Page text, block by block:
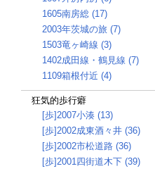
1605南房総 (17)
2003年茨城の旅 (7)
1503竜ヶ崎線 (3)
1402成田線・鶴見線 (7)
1109箱根付近 (4)
狂気的歩行癖
[歩]2007小湊 (13)
[歩]2002成東酒々井 (36)
[歩]2002市松道路 (36)
[歩]2001四街道木下 (39)